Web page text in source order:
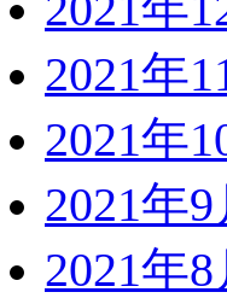
2021年
2021年
2021年9
2021年8